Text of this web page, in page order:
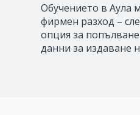
Обучението в Аула
фирмен разход –
опция за
данни за издаване